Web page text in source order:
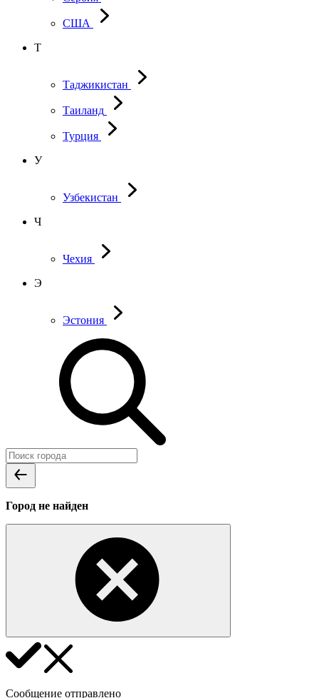
США
Т
Таджикистан
Таиланд
Турция
У
Узбекистан
Ч
Чехия
Э
Эстония
Город не найден
Сообщение отправлено